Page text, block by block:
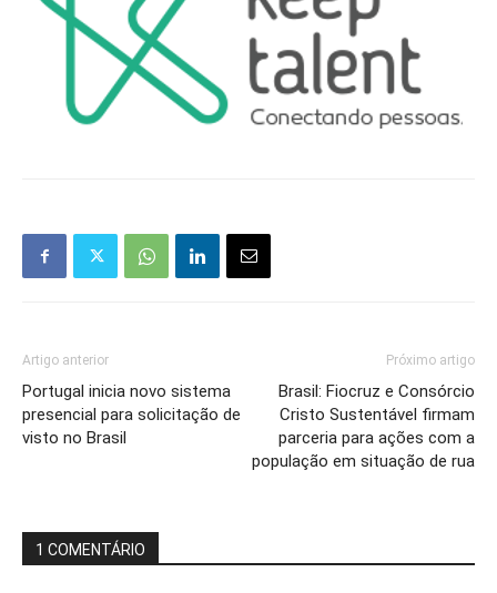
Artigo anterior
Portugal inicia novo sistema
presencial para solicitação de
visto no Brasil
Próximo artigo
Brasil: Fiocruz e Consórcio
Cristo Sustentável firmam
parceria para ações com a
população em situação de rua
1 COMENTÁRIO